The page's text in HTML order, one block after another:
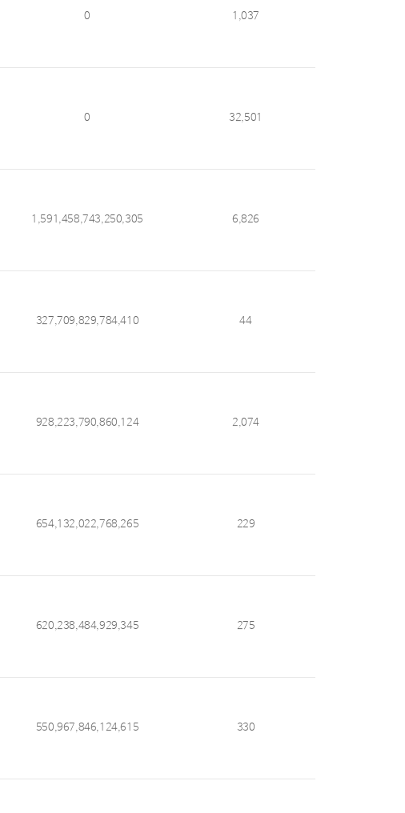
0 1,037
0 32,501
1,591,458,743,250,305 6,826
327,709,829,784,410 44
928,223,790,860,124 2,074
654,132,022,768,265 229
620,238,484,929,345 275
550,967,846,124,615 330